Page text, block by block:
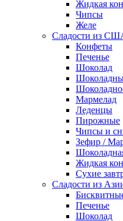
Жидкая
Чипсы
Желе
Сладости из
Конфеты
Печенье
Шоколад
Мармелад
Леденцы
Пирожные
Чипсы и
Зефир /
Жидкая
Сухие
Сладости из
Печенье
Шоколад